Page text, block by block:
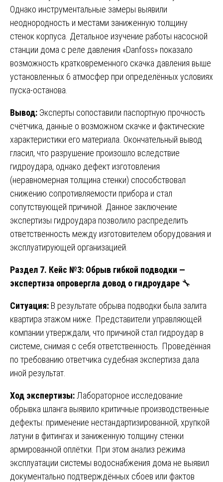
Однако инструментальные замеры выявили
неоднородность и местами заниженную толщину
стенок корпуса. Детальное изучение работы насосной
станции дома с реле давления «Danfoss» показало
возможность кратковременного скачка давления выше
установленных 6 атмосфер при определённых условиях
пуска-останова.
Вывод: Эксперты сопоставили паспортную прочность
счётчика, данные о возможном скачке и фактические
характеристики его материала. Окончательный вывод
гласил, что разрушение произошло вследствие
гидроудара, однако дефект изготовления
(неравномерная толщина стенки) способствовал
снижению сопротивляемости прибора и стал
сопутствующей причиной. Данное заключение
экспертизы гидроудара позволило распределить
ответственность между изготовителем оборудования и
эксплуатирующей организацией.
Раздел 7. Кейс №3: Обрыв гибкой подводки —
экспертиза опровергла довод о гидроударе 🔧
Ситуация: В результате обрыва подводки была залита
квартира этажом ниже. Представители управляющей
компании утверждали, что причиной стал гидроудар в
системе, снимая с себя ответственность. Проведённая
по требованию ответчика судебная экспертиза дала
иной результат.
Ход экспертизы: Лабораторное исследование
обрывка шланга выявило критичные производственные
дефекты: применение нестандартизированной, хрупкой
латуни в фитингах и заниженную толщину стенки
армированной оплётки. При этом анализ режима
эксплуатации системы водоснабжения дома не выявил
документально подтверждённых сбоев или фактов